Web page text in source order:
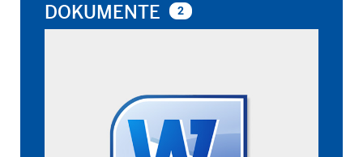
DOKUMENTE 2